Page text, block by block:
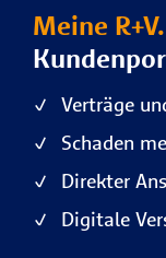
Meine R+V.
Verträge
Schaden
Direkter
Digitale